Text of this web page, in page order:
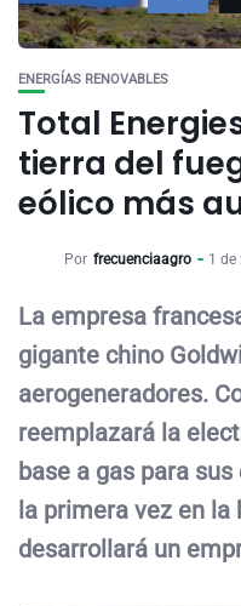
ENERGÍAS RENOVABLES
Total
tierra del
eólico más
Por frecuenciaagro 1 de
La empresa
gigante chino
aerogeneradores.
reemplazará la
base a gas para
la primera vez en la
desarrollará un